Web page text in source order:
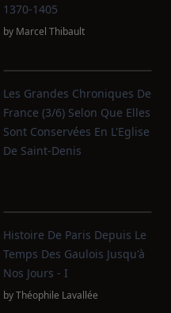
1370-1405
by Marcel Thibault
Les Grandes Chroniques De
France (3/6) Selon Que Elles
Sont Conservées En L'Eglise
De Saint-Denis
Histoire De Paris Depuis Le
Temps Des Gaulois Jusqu'à
Nos Jours - I
byThéophile Lavallée